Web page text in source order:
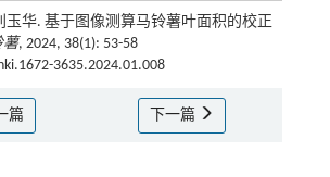
玉华. 基于图像测算马铃薯叶面积的校正
薯, 2024, 38(1): 53-58
3635.2024.01.008
篇 下一篇